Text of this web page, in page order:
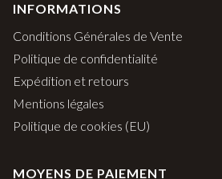
INFORMATIONS
Conditions Générales de Vente
Politique de confidentialité
Expédition et retours
Mentions légales
Politique de cookies (EU)
MOYENS DE PAIEMENT